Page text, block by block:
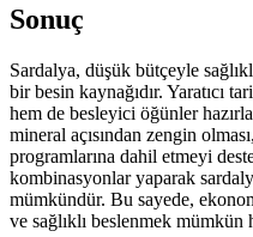
Sonuç
Sardalya, düşük bütçeyle
bir besin kaynağıdır. Yaratıcı
hem de besleyici öğünler
mineral açısından zengin
programlarına dahil etmeyi
kombinasyonlar yaparak
mümkündür. Bu sayede,
ve sağlıklı beslenmek mümkün